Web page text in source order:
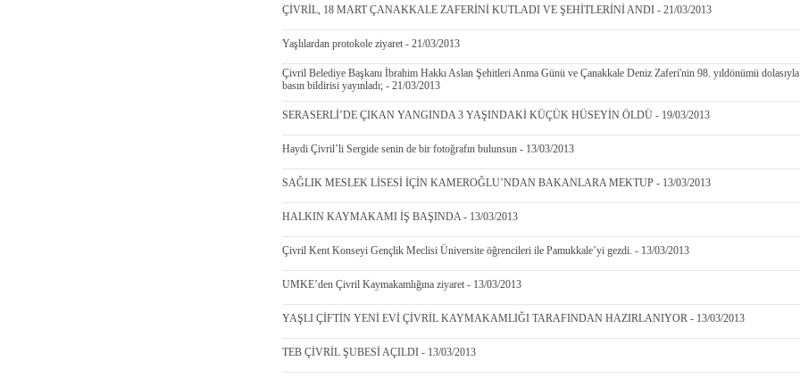
ÇİVRİL, 18 MART ÇANAKKALE ZAFERİNİ KUTLADI VE ŞEHİTLERİNİ ANDI - 21/03/2013
Yaşlılardan protokole ziyaret - 21/03/2013
Çivril Belediye Başkanı İbrahim Hakkı Aslan Şehitleri Anma Günü ve Çanakkale Deniz Zaferi'nin 98. yıldönümü dolasıyla
basın bildirisi yayınladı; - 21/03/2013
SERASERLİ’DE ÇIKAN YANGINDA 3 YAŞINDAKİ KÜÇÜK HÜSEYİN ÖLDÜ - 19/03/2013
Haydi Çivril’li Sergide senin de bir fotoğrafın bulunsun - 13/03/2013
SAĞLIK MESLEK LİSESİ İÇİN KAMEROĞLU’NDAN BAKANLARA MEKTUP - 13/03/2013
HALKIN KAYMAKAMI İŞ BAŞINDA - 13/03/2013
Çivril Kent Konseyi Gençlik Meclisi Üniversite öğrencileri ile Pamukkale’yi gezdi. - 13/03/2013
UMKE’den Çivril Kaymakamlığına ziyaret - 13/03/2013
YAŞLI ÇİFTİN YENİ EVİ ÇİVRİL KAYMAKAMLIĞI TARAFINDAN HAZIRLANIYOR - 13/03/2013
TEB ÇİVRİL ŞUBESİ AÇILDI - 13/03/2013